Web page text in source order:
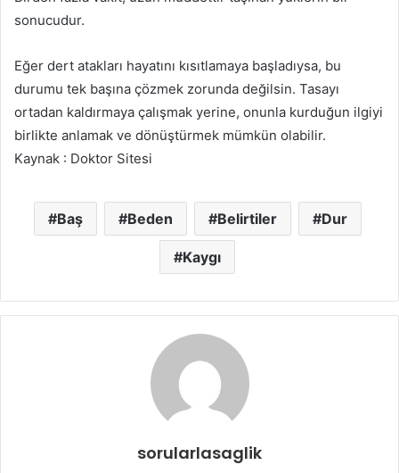
sonucudur.
Eğer dert atakları hayatını kısıtlamaya başladıysa, bu
durumu tek başına çözmek zorunda değilsin. Tasayı
ortadan kaldırmaya çalışmak yerine, onunla kurduğun ilgiyi
birlikte anlamak ve dönüştürmek mümkün olabilir.
Kaynak : Doktor Sitesi
Baş Beden Belirtiler Dur
Kaygı
sorularlasaglik